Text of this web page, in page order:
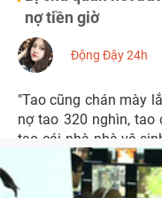
nợ tiền giờ
Động Đậy 24h
"Tao cũng chán mày
nợ tao 320 nghìn, tao
tao cái nhà nhà vệ